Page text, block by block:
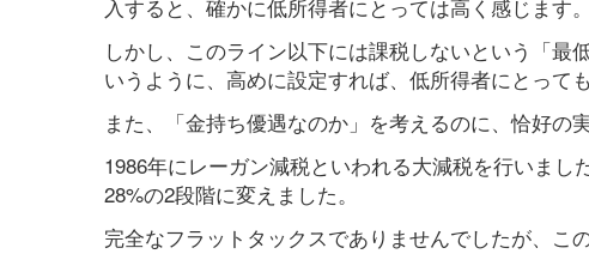
入すると、確かに低所得者にとっては高く感じます。
しかし、このライン以下には課税しないという「最
いうように、高めに設定すれば、低所得者にとって
また、「金持ち優遇なのか」を考えるのに、恰好の
1986年にレーガン減税といわれる大減税を行いま
28%の2段階に変えました。
完全なフラットタックスでありませんでしたが、こ